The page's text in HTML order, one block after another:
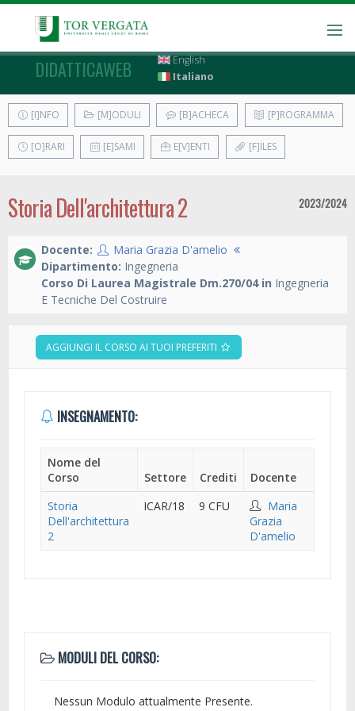
DIDATTICAWEB
English
Italiano
[I]NFO [M]ODULI [B]ACHECA [P]ROGRAMMA
[O]RARI [E]SAMI E[V]ENTI [F]ILES
Storia Dell'architettura 2 2023/2024
Docente:
Maria Grazia D'amelio
Dipartimento: Ingegneria
Corso Di Laurea Magistrale Dm.270/04 in Ingegneria
E Tecniche Del Costruire
AGGIUNGI IL CORSO AI TUOI PREFERITI
INSEGNAMENTO:
Nome del
Corso
Settore Crediti
Docente
Storia
Dell'architettura
2
ICAR/18 9 CFU
Maria
Grazia
D'amelio
MODULI DEL CORSO:
Nessun Modulo attualmente Presente.